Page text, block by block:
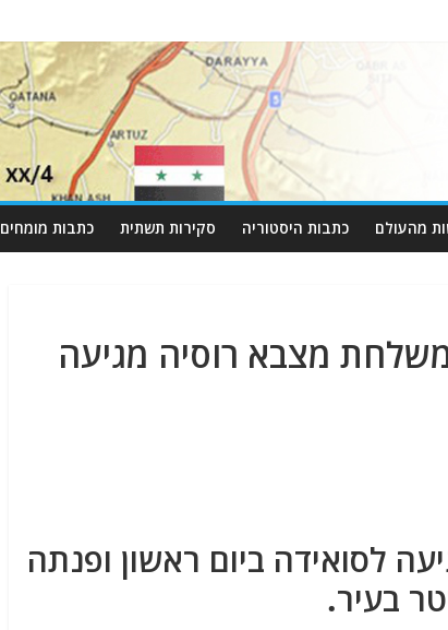
מהעולם כתבות היסטוריה סקירות תשתית כתבות מומחים
מצבא רוסיה מגיעה
לסואידה ביום ראשון ופנתה
בעיר.